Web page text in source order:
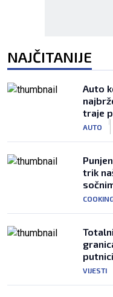
NAJČITANIJE
Auto
traje
AUTO
trik
VIJESTI